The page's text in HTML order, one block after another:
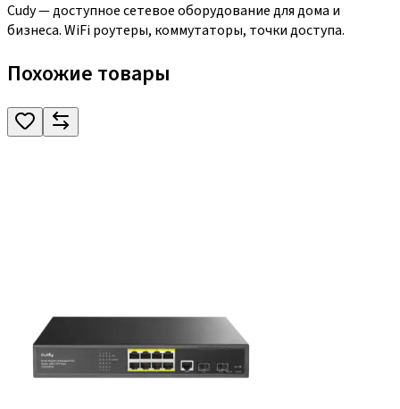
Cudy — доступное сетевое оборудование для дома и
бизнеса. WiFi роутеры, коммутаторы, точки доступа.
Похожие товары